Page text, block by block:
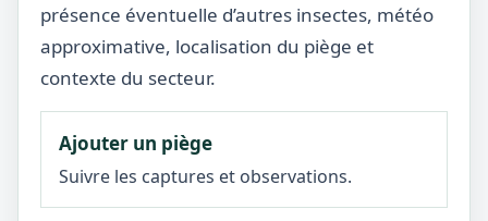
présence éventuelle d’autres insectes, météo
approximative, localisation du piège et
contexte du secteur.
Ajouter un piège
Suivre les captures et observations.